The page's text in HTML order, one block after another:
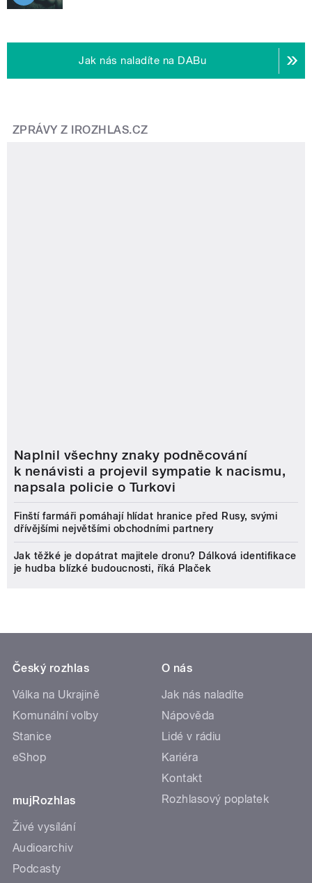
Jak nás naladíte na DABu
ZPRÁVY Z IROZHLAS.CZ
Naplnil všechny znaky podněcování
k nenávisti a projevil sympatie k nacismu,
napsala policie o Turkovi
Finští farmáři pomáhají hlídat hranice před Rusy, svými
dřívějšími největšími obchodními partnery
Jak těžké je dopátrat majitele dronu? Dálková identifikace
je hudba blízké budoucnosti, říká Plaček
Český rozhlas
Válka na Ukrajině
Komunální volby
Stanice
eShop
mujRozhlas
Živé vysílání
Audioarchiv
Podcasty
O nás
Jak nás naladíte
Nápověda
Lidé v rádiu
Kariéra
Kontakt
Rozhlasový poplatek